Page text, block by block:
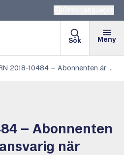
Sök Meny
ARN 2018-10484 – Abonnenten är betalningsansvarig när minderårigt barn beställer extra mobilsurf
– Abonnenten
när